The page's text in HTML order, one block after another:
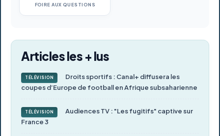
FOIRE AUX QUESTIONS
Articles les + lus
TÉLÉVISION
Droits sportifs : Canal+ diffusera les
coupes d’Europe de football en Afrique subsaharienne
TÉLÉVISION
Audiences TV : "Les fugitifs" captive sur
France 3